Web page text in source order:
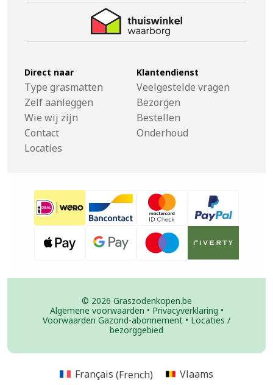
Direct naar
Type grasmatten
Zelf aanleggen
Wie wij zijn
Contact
Locaties
Klantendienst
Veelgestelde vragen
Bezorgen
Bestellen
Onderhoud
© 2026 Graszodenkopen.be
Algemene voorwaarden • Privacyverklaring •
Voorwaarden Gazond-abonnement • Locaties /
bezorggebied
Français (French) Vlaams